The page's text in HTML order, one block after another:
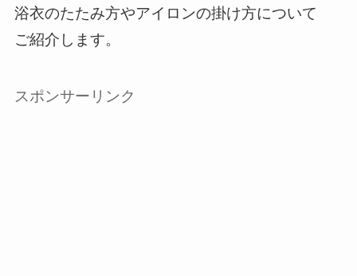
浴衣のたたみ方やアイロンの掛け方について
ご紹介します。
スポンサーリンク